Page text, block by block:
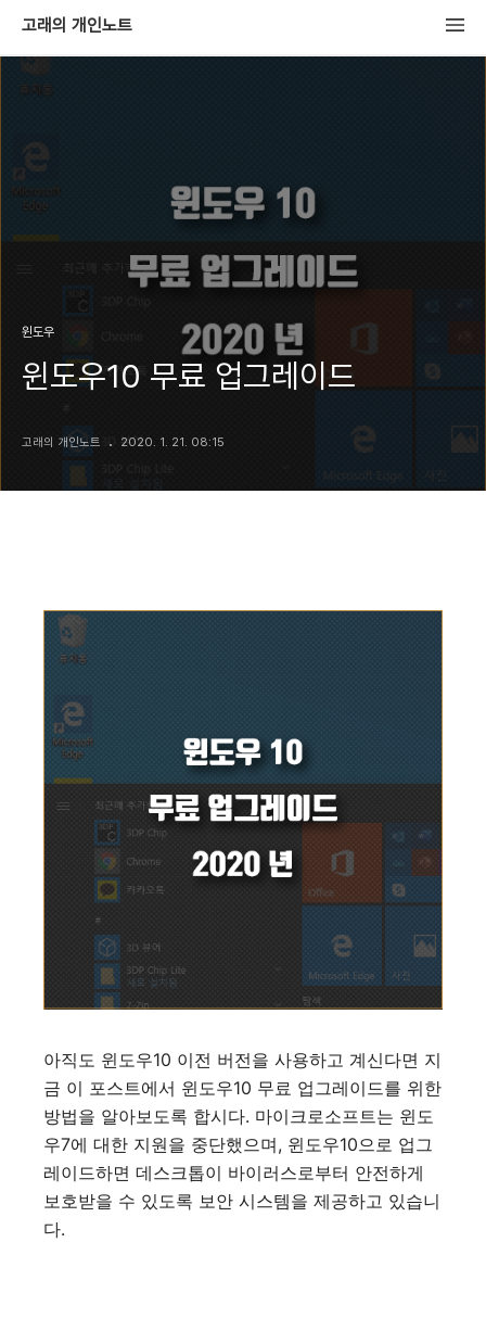
고래의 개인노트
윈도우
윈도우10 무료 업그레이드
고래의 개인노트 2020. 1. 21. 08:15
아직도 윈도우10 이전 버전을 사용하고 계신다면 지
금 이 포스트에서 윈도우10 무료 업그레이드를 위한
방법을 알아보도록 합시다. 마이크로소프트는 윈도
우7에 대한 지원을 중단했으며, 윈도우10으로 업그
레이드하면 데스크톱이 바이러스로부터 안전하게
보호받을 수 있도록 보안 시스템을 제공하고 있습니
다.